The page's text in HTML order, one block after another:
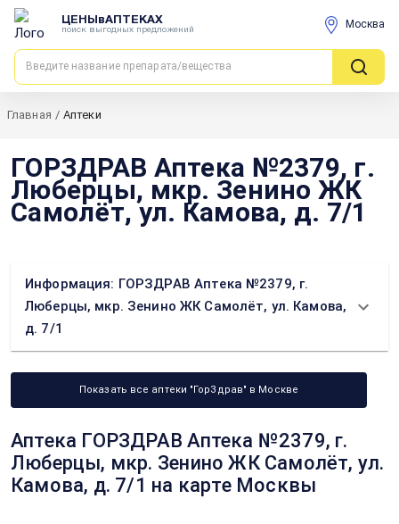
ЦЕНЫвАПТЕКАХ
поиск выгодных предложений Москва
Главная / Аптеки
ГОРЗДРАВ Аптека №2379, г.
Люберцы, мкр. Зенино ЖК
Самолёт, ул. Камова, д. 7/1
Информация: ГОРЗДРАВ Аптека №2379, г.
Люберцы, мкр. Зенино ЖК Самолёт, ул. Камова,
д. 7/1
Показать все аптеки "ГорЗдрав" в Москве
Аптека ГОРЗДРАВ Аптека №2379, г.
Люберцы, мкр. Зенино ЖК Самолёт, ул.
Камова, д. 7/1 на карте Москвы